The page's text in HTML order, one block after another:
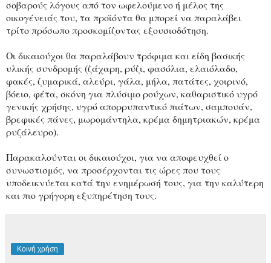
σοβαρούς λόγους από τον ωφελούμενο ή μέλος της
οικογένειάς του, τα προϊόντα θα μπορεί να παραλάβει
τρίτο πρόσωπο προσκομίζοντας εξουσιοδότηση.
Οι δικαιούχοι θα παραλάβουν τρόφιμα και είδη βασικής
υλικής συνδρομής (ζάχαρη, ρύζι, φασόλια, ελαιόλαδο,
φακές, ζυμαρικά, αλεύρι, γάλα, μήλα, πατάτες, χοιρινό,
βόειο, φέτα, σκόνη για πλύσιμο ρούχων, καθαριστικό υγρό
γενικής χρήσης, υγρό απορρυπαντικό πιάτων, σαμπουάν,
βρεφικές πάνες, μωρομάντηλα, κρέμα δημητριακών, κρέμα
ρυζάλευρο).
Παρακαλούνται οι δικαιούχοι, για να αποφευχθεί ο
συνωστισμός, να προσέρχονται τις ώρες που τους
υποδεικνύεται κατά την ενημέρωσή τους, για την καλύτερη
και πιο γρήγορη εξυπηρέτηση τους.
Κοινή χρήση